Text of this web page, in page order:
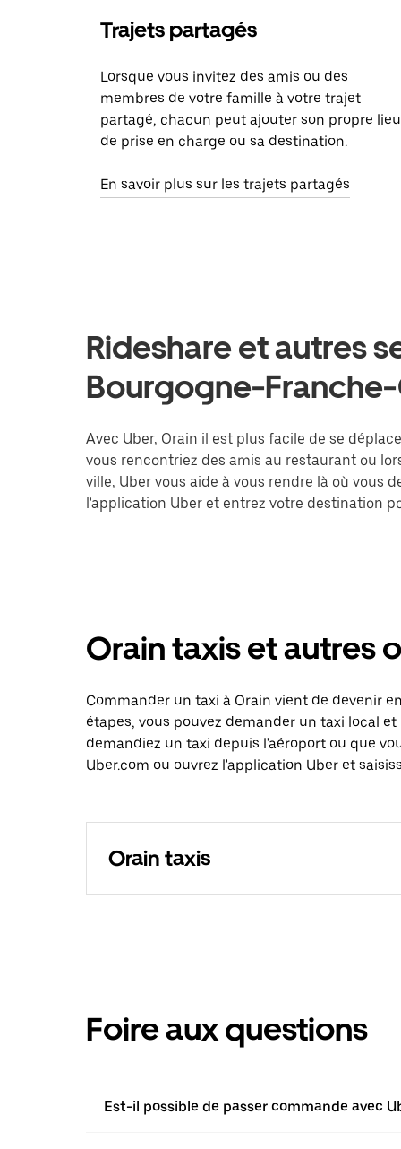
Trajets partagés
Lorsque vous invitez des amis ou des
membres de votre famille à votre trajet
partagé, chacun peut ajouter son propre lieu
de prise en charge ou sa destination.
En savoir plus sur les trajets partagés
Rideshare et autres
Bourgogne-
Avec Uber, Orain il est plus facile de se
vous rencontriez des amis au restaurant ou
ville, Uber vous aide à vous rendre là où vous
l'application Uber et entrez votre destination
Orain taxis et autres
Commander un taxi à Orain vient de devenir
étapes, vous pouvez demander un taxi local
demandiez un taxi depuis l'aéroport ou que
Uber.com ou ouvrez l'application Uber et
Orain taxis
Foire aux questions
Est-il possible de passer commande avec